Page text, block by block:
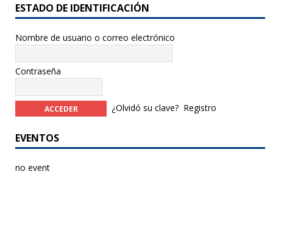
ESTADO DE IDENTIFICACIÓN
Nombre de usuario o correo electrónico
Contraseña
¿Olvidó su clave? Registro
EVENTOS
no event